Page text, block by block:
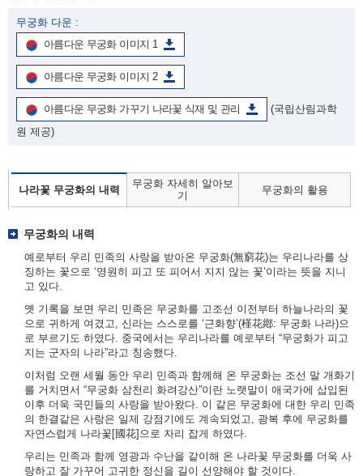
무궁화 다운 :
아름다운 무궁화 이미지 1
아름다운 무궁화 이미지 2
아름다운 무궁화 가꾸기 나라꽃 식재 및 관리
(국립산림과학
원 제공)
나라꽃 무궁화의 내력
무궁화 자세히 알아보
기
무궁화의 활용
무궁화의 내력
예로부터 우리 민족의 사랑을 받아온 무궁화(無窮花)는 우리나라를 상
징하는 꽃으로 ‘영원히 피고 또 피어서 지지 않는 꽃’이라는 뜻을 지니
고 있다.
옛 기록을 보면 우리 민족은 무궁화를 고조선 이전부터 하늘나라의 꽃
으로 귀하게 여겼고, 신라는 스스로를 ‘근화향’(槿花鄕: 무궁화 나라)으
로 부르기도 하였다. 중국에서는 우리나라를 예로부터 “무궁화가 피고
지는 군자의 나라”라고 칭송했다.
이처럼 오랜 세월 동안 우리 민족과 함께해 온 무궁화는 조선 말 개화기
를 거치면서 “무궁화 삼천리 화려강산”이란 노랫말이 애국가에 삽입된
이후 더욱 국민들의 사랑을 받아왔다. 이 같은 무궁화에 대한 우리 민족
의 한결같은 사랑은 일제 강점기에도 계속되었고, 광복 후에 무궁화를
자연스럽게 나라꽃[國花]으로 자리 잡게 하였다.
우리는 민족과 함께 영광과 수난을 같이해 온 나라꽃 무궁화를 더욱 사
랑하고 잘 가꾸어 고귀한 정신을 길이 선양해야 할 것이다.